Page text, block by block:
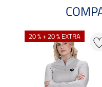
20 % + 20 % EXTRA